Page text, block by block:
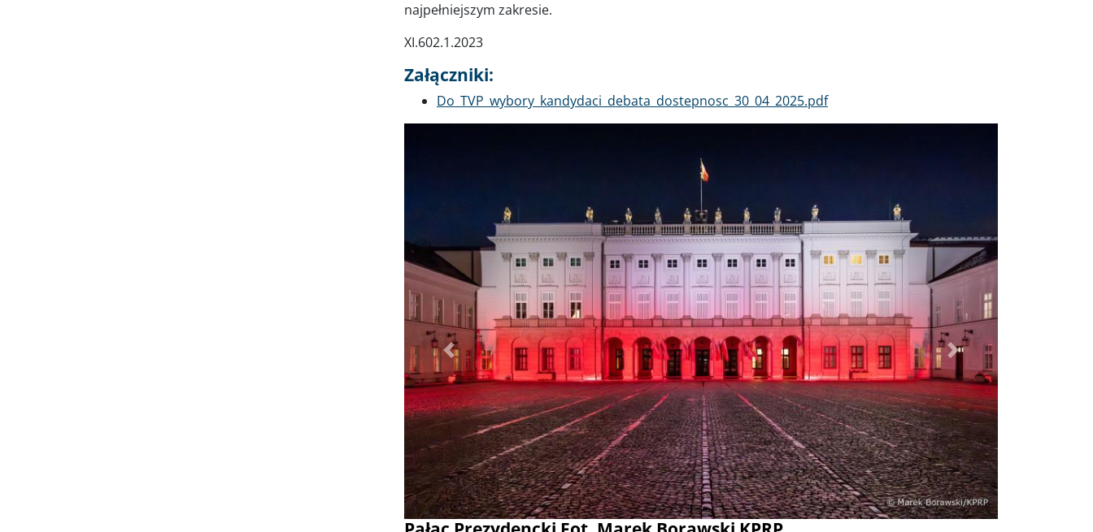
najpełniejszym zakresie.
XI.602.1.2023
Załączniki:
Dokument
Do_TVP_wybory_kandydaci_debata_dostepnosc_30_04_2025.pdf
Poprzednie Dalej